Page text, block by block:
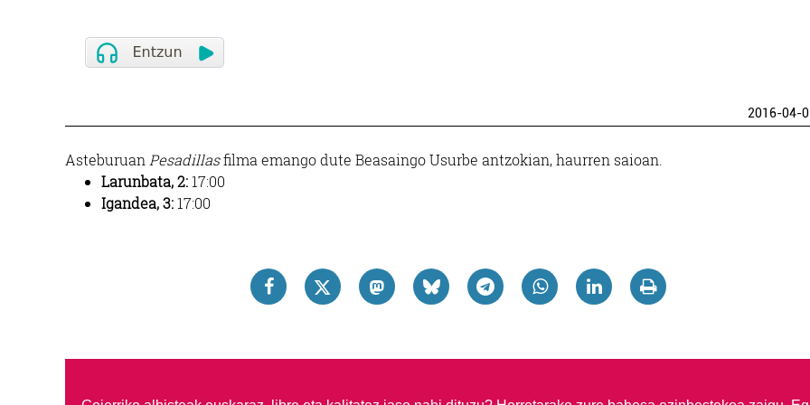
2016-04-
Asteburuan Pesadillasfilma emango dute Beasaingo Usurbe antzokian, haurren saioan.
Larunbata, 2:17:00
Igandea, 3:17:00